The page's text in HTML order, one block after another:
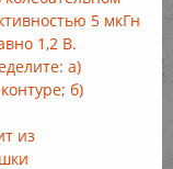
5 мкГн
1,2 В.
а)
б)
из